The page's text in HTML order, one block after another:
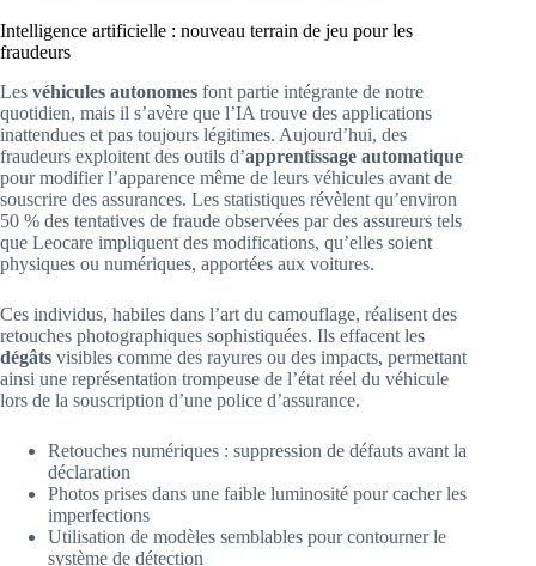
Intelligence artificielle : nouveau terrain de jeu pour les
fraudeurs
Les véhicules autonomes font partie intégrante de notre
quotidien, mais il s’avère que l’IA trouve des applications
inattendues et pas toujours légitimes. Aujourd’hui, des
fraudeurs exploitent des outils d’apprentissage automatique
pour modifier l’apparence même de leurs véhicules avant de
souscrire des assurances. Les statistiques révèlent qu’environ
50 % des tentatives de fraude observées par des assureurs tels
que Leocare impliquent des modifications, qu’elles soient
physiques ou numériques, apportées aux voitures.
Ces individus, habiles dans l’art du camouflage, réalisent des
retouches photographiques sophistiquées. Ils effacent les
dégâts visibles comme des rayures ou des impacts, permettant
ainsi une représentation trompeuse de l’état réel du véhicule
lors de la souscription d’une police d’assurance.
Retouches numériques : suppression de défauts avant la
déclaration
Photos prises dans une faible luminosité pour cacher les
imperfections
Utilisation de modèles semblables pour contourner le
système de détection